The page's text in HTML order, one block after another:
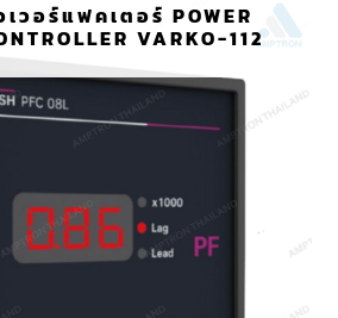
วอร์แฟคเตอร์ POWER
VARKO-112